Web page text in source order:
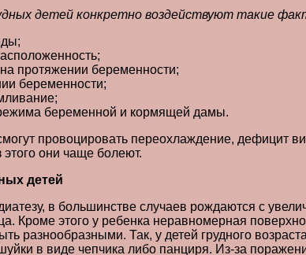
детей конкретно воздействуют такие
протяжении беременности;
беременности;
беременной и кормящей дамы.
провоцировать переохлаждение, дефицит
они чаще болеют.
детей
в большинстве случаев рождаются с
Кроме этого у ребенка неравномерная
разнообразными. Так, у детей грудного
в виде чепчика либо панциря. Из-за